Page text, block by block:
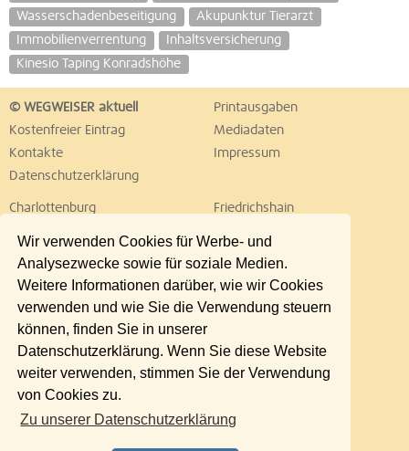
Wir verwenden Cookies für Werbe- und
Analysezwecke sowie für soziale Medien.
Weitere Informationen darüber, wie wir Cookies
verwenden und wie Sie die Verwendung steuern
können, finden Sie in unserer
Datenschutzerklärung. Wenn Sie diese Website
weiter verwenden, stimmen Sie der Verwendung
von Cookies zu.
Zu unserer Datenschutzerklärung
Wasserschadenbeseitigung
Akupunktur Tierarzt
Immobilienverrentung
Inhaltsversicherung
Kinesio Taping Konradshöhe
© WEGWEISER aktuell
Printausgaben
Kostenfreier Eintrag
Mediadaten
Kontakte
Impressum
Datenschutzerklärung
Charlottenburg
Friedrichshain
Lichtenberg
Marzahn
Neukölln
Pankow
Reinickendorf
Schöneberg
Spandau
Steglitz
Tempelhof
Treptow
Umland Ost